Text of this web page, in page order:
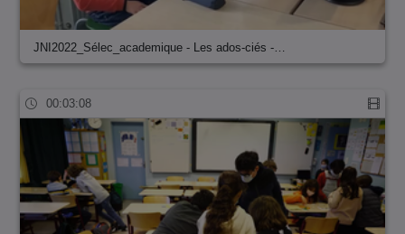
JNI2022_Sélec_academique - Les ados-ciés -…
00:03:08